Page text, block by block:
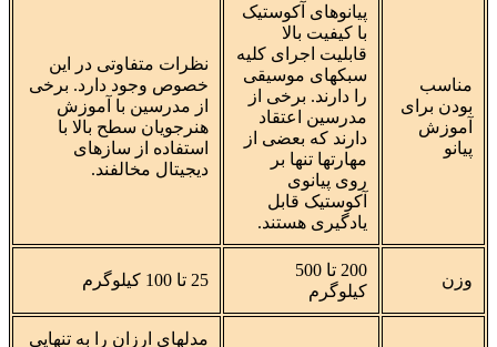
مناسب
بودن برای
آموزش
پیانو
پیانوهای آکوستیک
با کیفیت بالا
قابلیت اجرای کلیه
سبکهای موسیقی
را دارند. برخی از
مدرسین اعتقاد
دارند که بعضی از
مهارتها تنها بر
روی پیانوی
آکوستیک قابل
یادگیری هستند.
نظرات متفاوتی در این
خصوص وجود دارد. برخی
از مدرسین با آموزش
هنرجویان سطح بالا با
استفاده از سازهای
دیجیتال مخالفند.
وزن
200 تا 500
کیلوگرم
25 تا 100 کیلوگرم
مدلهای ارزان را به تنهایی